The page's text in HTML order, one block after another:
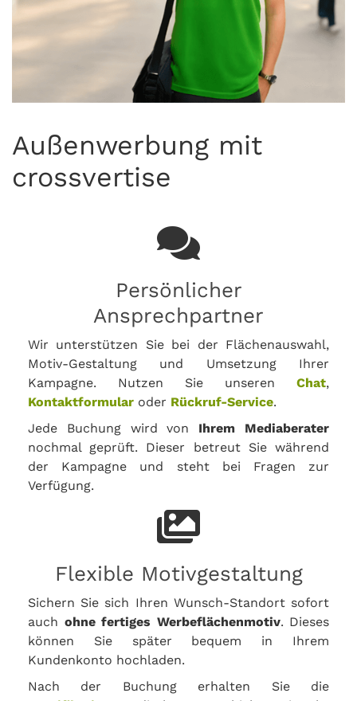
Außenwerbung mit
crossvertise
Persönlicher
Ansprechpartner
Wir unterstützen Sie bei der Flächenauswahl,
Motiv-Gestaltung und Umsetzung Ihrer
Kampagne. Nutzen Sie unseren Chat,
Kontaktformular oder Rückruf-Service.
Jede Buchung wird von Ihrem Mediaberater
nochmal geprüft. Dieser betreut Sie während
der Kampagne und steht bei Fragen zur
Verfügung.
Flexible Motivgestaltung
Sichern Sie sich Ihren Wunsch-Standort sofort
auch ohne fertiges Werbeflächenmotiv. Dieses
können Sie später bequem in Ihrem
Kundenkonto hochladen.
Nach der Buchung erhalten Sie die